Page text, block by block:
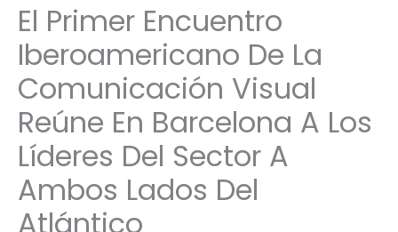
El Primer Encuentro
Iberoamericano De La
Comunicación Visual
Reúne En Barcelona A Los
Líderes Del Sector A
Ambos Lados Del
Atlántico